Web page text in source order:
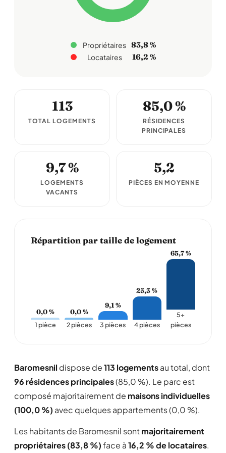
Propriétaires 83,8 %
Locataires 16,2 %
113
TOTAL LOGEMENTS
85,0 %
RÉSIDENCES
PRINCIPALES
9,7 %
LOGEMENTS
VACANTS
5,2
PIÈCES EN MOYENNE
Répartition par taille de logement
0,0 %
1 pièce
0,0 %
2 pièces
9,1 %
3 pièces
25,3 %
4 pièces
65,7 %
5+
pièces
Baromesnil dispose de113 logementsau total, dont
96 résidences principales(85,0 %). Le parc est
composé majoritairement de maisons individuelles
(100,0 %) avec quelques appartements (0,0 %).
Les habitants de Baromesnil sontmajoritairement
propriétaires (83,8 %)face à16,2 % de locataires.